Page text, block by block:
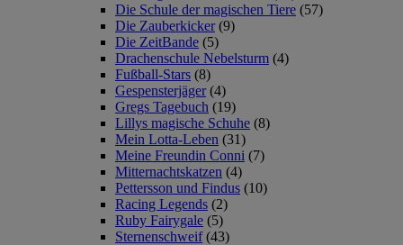
Die Schule der magischen Tiere (57)
Die Zauberkicker (9)
Die ZeitBande (5)
Drachenschule Nebelsturm (4)
Fußball-Stars (8)
Gespensterjäger (4)
Gregs Tagebuch (19)
Lillys magische Schuhe (8)
Mein Lotta-Leben (31)
Meine Freundin Conni (7)
Mitternachtskatzen (4)
Pettersson und Findus (10)
Racing Legends (2)
Ruby Fairygale (5)
Sternenschweif (43)